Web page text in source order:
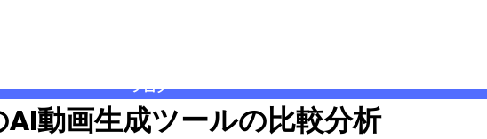
ブログ
動画生成ツールの比較分析